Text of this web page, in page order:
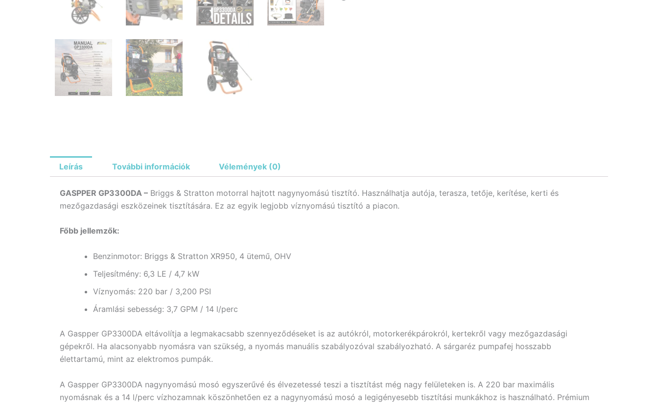
Leírás További információk Vélemények (0)
GASPPER GP3300DA – Briggs & Stratton motorral hajtott nagynyomású tisztító. Használhatja autója, terasza, tetője, kerítése, kerti és
mezőgazdasági eszközeinek tisztítására. Ez az egyik legjobb víznyomású tisztító a piacon.
Főbb jellemzők:
Benzinmotor: Briggs & Stratton XR950, 4 ütemű, OHV
Teljesítmény: 6,3 LE / 4,7 kW
Víznyomás: 220 bar / 3,200 PSI
Áramlási sebesség: 3,7 GPM / 14 l/perc
A Gaspper GP3300DA eltávolítja a legmakacsabb szennyeződéseket is az autókról, motorkerékpárokról, kertekről vagy mezőgazdasági
gépekről. Ha alacsonyabb nyomásra van szükség, a nyomás manuális szabályozóval szabályozható. A sárgaréz pumpafej hosszabb
élettartamú, mint az elektromos pumpák.
A Gaspper GP3300DA nagynyomású mosó egyszerűvé és élvezetessé teszi a tisztítást még nagy felületeken is. A 220 bar maximális
nyomásnak és a 14 l/perc vízhozamnak köszönhetően ez a nagynyomású mosó a legigényesebb tisztítási munkákhoz is használható. Prémium